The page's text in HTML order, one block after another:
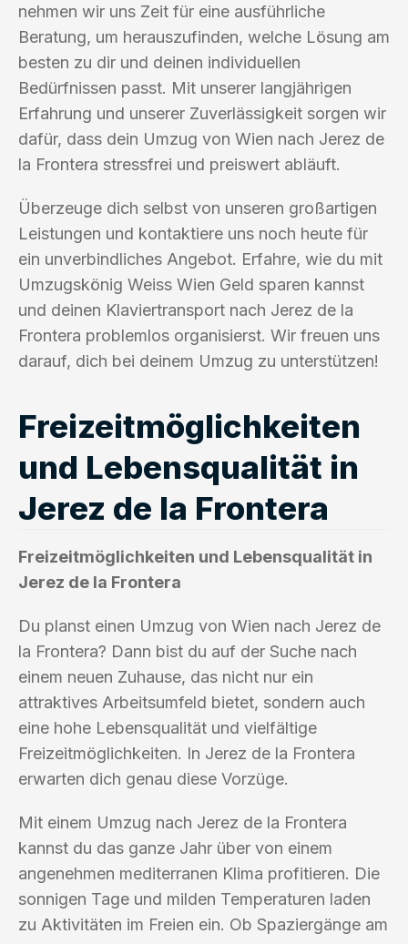
nehmen wir uns Zeit für eine ausführliche
Beratung, um herauszufinden, welche Lösung am
besten zu dir und deinen individuellen
Bedürfnissen passt. Mit unserer langjährigen
Erfahrung und unserer Zuverlässigkeit sorgen wir
dafür, dass dein Umzug von Wien nach Jerez de
la Frontera stressfrei und preiswert abläuft.
Überzeuge dich selbst von unseren großartigen
Leistungen und kontaktiere uns noch heute für
ein unverbindliches Angebot. Erfahre, wie du mit
Umzugskönig Weiss Wien Geld sparen kannst
und deinen Klaviertransport nach Jerez de la
Frontera problemlos organisierst. Wir freuen uns
darauf, dich bei deinem Umzug zu unterstützen!
Freizeitmöglichkeiten
und Lebensqualität in
Jerez de la Frontera
Freizeitmöglichkeiten und Lebensqualität in
Jerez de la Frontera
Du planst einen Umzug von Wien nach Jerez de
la Frontera? Dann bist du auf der Suche nach
einem neuen Zuhause, das nicht nur ein
attraktives Arbeitsumfeld bietet, sondern auch
eine hohe Lebensqualität und vielfältige
Freizeitmöglichkeiten. In Jerez de la Frontera
erwarten dich genau diese Vorzüge.
Mit einem Umzug nach Jerez de la Frontera
kannst du das ganze Jahr über von einem
angenehmen mediterranen Klima profitieren. Die
sonnigen Tage und milden Temperaturen laden
zu Aktivitäten im Freien ein. Ob Spaziergänge am